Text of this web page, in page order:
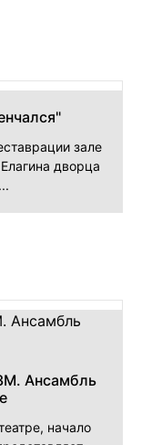
зале
дворца
Ансамбль
начало